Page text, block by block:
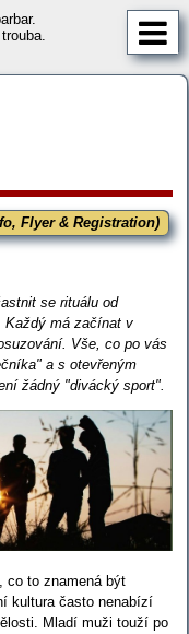
Flyer & Registration)
se rituálu od
Každý má začínat v
Vše, co po vás
a s otevřeným
žádný "divácký sport".
co to znamená být
kultura často nenabízí
Mladí muži touží po